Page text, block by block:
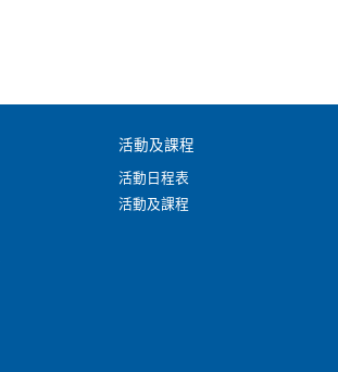
活動及課程
活動日程表
活動及課程